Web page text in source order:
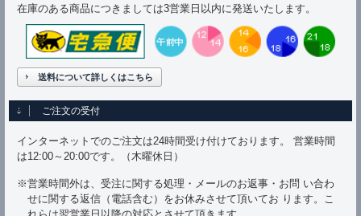
在庫のある商品につきましては3営業日以内に発送いたします。
送料について詳しくはこちら
ご注文の受付
インターネットでのご注文は24時間受け付けております。 営業時間
は12:00～20:00です。（木曜休日）
※営業時間外は、受注に関する処理・メールのお返事・お問 い合わ
せに関する返信（電話含む）をお休みさせて頂いてお ります。こ